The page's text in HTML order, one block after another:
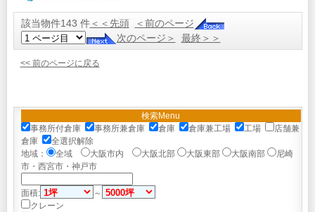
該当物件143 件＜＜先頭
＜前のページ
次のページ＞
最終＞＞
<< 前のページに戻る
検索Menu
事務所付倉庫
事務所兼倉庫 倉庫 倉庫兼工場 工場
店舗兼
倉庫
全選択解除
地域：
全域 大阪市内 大阪北部 大阪東部 大阪南部
尼崎
市・西宮市・神戸市
面積:
～
クレーン